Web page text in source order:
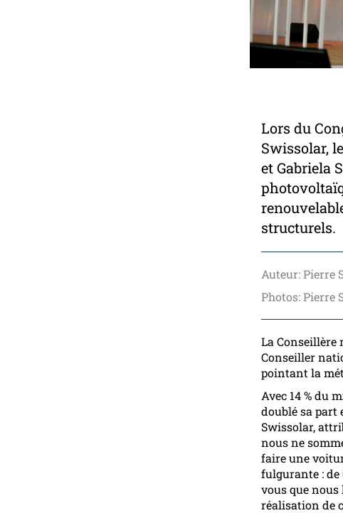
Lors du
Swissolar,
et Gabriela
structurels.
Auteur: Pierre
Photos: Pierre
La Conseillère
Conseiller
pointant la
Avec 14 % du
doublé sa part
Swissolar,
nous ne
faire une
fulgurante : de
vous que nous
réalisation de